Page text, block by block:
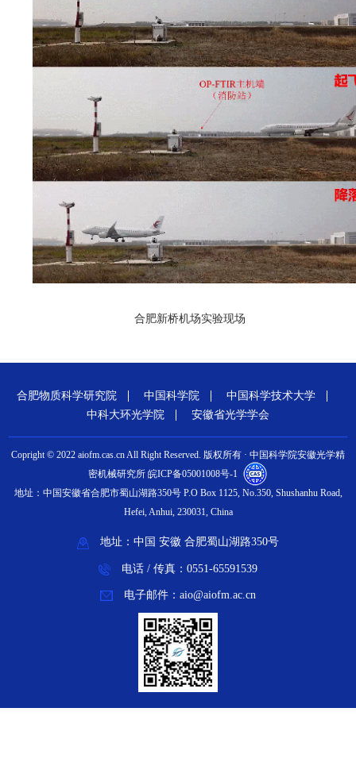
合肥新桥机场实验现场
合肥物质科学研究院 中国科学院
中国科学技术大学
中科大环光学院
安徽省光学学会
Copright © 2022 aiofm.cas.cn All Right Reserved. 版权所有 · 中国科学院安徽光学精
密机械研究所 皖ICP备05001008号-1
地址：中国安徽省合肥市蜀山湖路350号 P.O Box 1125, No.350, Shushanhu Road,
Hefei, Anhui, 230031, China
地址：中国 安徽 合肥蜀山湖路350号
电话 / 传真：0551-65591539
电子邮件：aio@aiofm.ac.cn